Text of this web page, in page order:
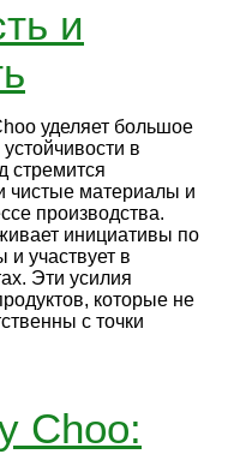
и
уделяет большое
в
стремится
чистые материалы и
производства.
инициативы по
участвует в
Эти усилия
которые не
с точки
Choo: